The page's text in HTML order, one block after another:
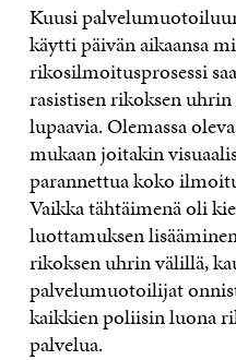
Kuusi
käytti päivän aikaansa
rikosilmoitusprosessi
rasistisen rikoksen
lupaavia. Olemassa
mukaan joitakin
parannettua koko
Vaikka tähtäimenä oli
luottamuksen
rikoksen uhrin välillä,
palvelumuotoilijat
kaikkien poliisin luona
palvelua.